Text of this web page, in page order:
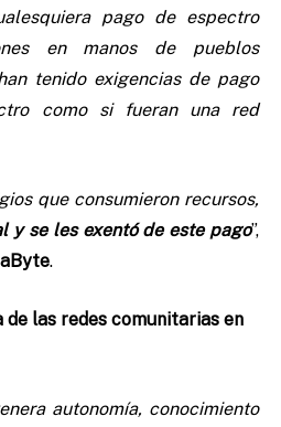
pago de espectro
en manos de pueblos
tenido exigencias de pago
como si fueran una red
que consumieron recursos,
y se les exentó de este pago”,
.
las redes comunitarias en
autonomía, conocimiento